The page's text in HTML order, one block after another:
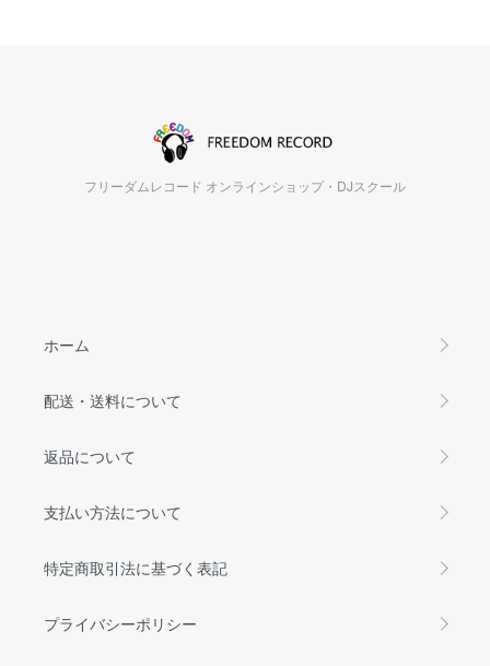
フリーダムレコード オンラインショップ・DJスクール
ホーム
配送・送料について
返品について
支払い方法について
特定商取引法に基づく表記
プライバシーポリシー